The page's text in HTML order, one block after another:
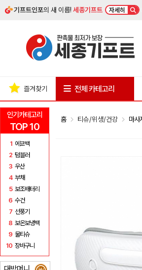
기프트인포의 새 이름!세종기프트 자세히
인기카테고리
TOP 10
1 에코백
2 텀블러
3 우산
4 부채
5 보조배터리
6 수건
7 선풍기
8 보온보냉백
9 물티슈
10 장바구니
즐겨찾기 전체 카테고리
홈 티슈/위생/건강 마사